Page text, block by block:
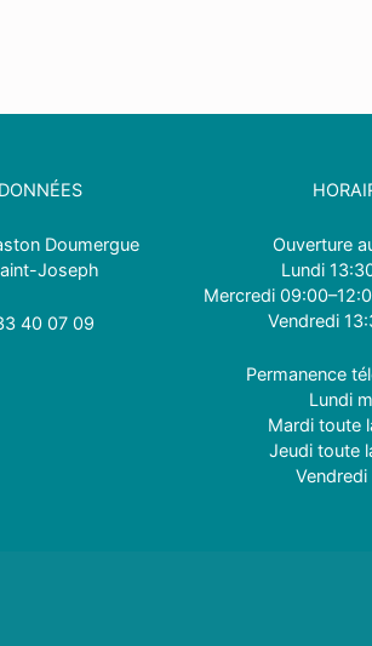
Doumergue
Joseph
40 07 09
Ouverture
Lundi
Mercredi
Vendredi
Permanence
Lundi
Mardi toute
Jeudi toute
Vendredi